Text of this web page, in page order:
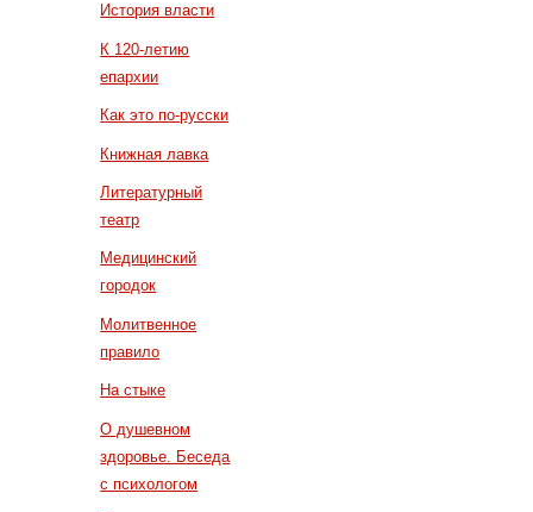
История власти
К 120-летию
епархии
Как это по-русски
Книжная лавка
Литературный
театр
Медицинский
городок
Молитвенное
правило
На стыке
О душевном
здоровье. Беседа
с психологом